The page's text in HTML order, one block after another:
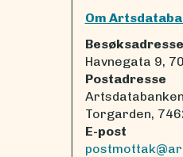
Om
Besøksadresse
Havnegata 9,
Postadresse
Torgarden,
E-post